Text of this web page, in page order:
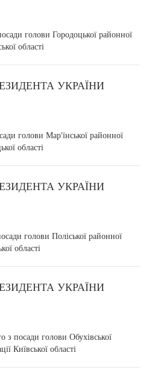
голови Городоцької районної
області
УКРАЇНИ
голови Мар'їнської районної
області
УКРАЇНИ
голови Поліської районної
області
УКРАЇНИ
посади голови Обухівської
Київської області